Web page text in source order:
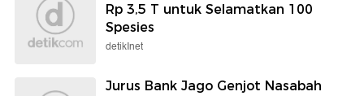
Rp 3,5 T untuk Selamatkan 100
Spesies
detikInet
Jurus Bank Jago Genjot Nasabah